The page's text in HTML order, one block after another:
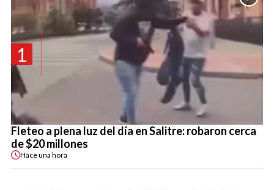
1
Fleteo a plena luz del día en Salitre: robaron cerca
de $20 millones
Haceuna hora